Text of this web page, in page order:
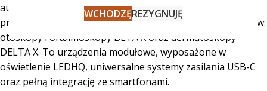
WCHODZĘREZYGNUJĘ
autoryzowany dystrybutor marki HEINE w Polsce, z dumą
prezentujemy linię produktów zaprojektowaną od podstaw:
otoskopy i oftalmoskopy BETA X oraz dermatoskopy
DELTA X. To urządzenia modułowe, wyposażone w
oświetlenie LEDHQ, uniwersalne systemy zasilania USB-C
oraz pełną integrację ze smartfonami.